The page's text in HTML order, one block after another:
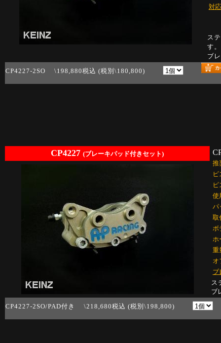
対
ス
す。
ブ
CP4227-2SO \198,880税込 (税別\180,800)
CP4227 (ブレーキパッド付きセット)
推
使
パ
取
ボ
ホ
重
オ
ブ
ス
ブ
CP4227-2SO/PAD付き \218,680税込 (税別\198,800)